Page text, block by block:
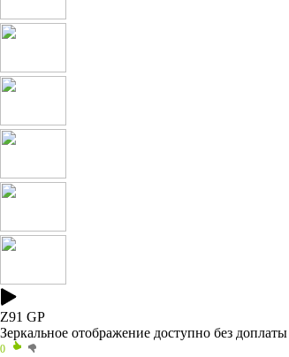
Z91 GP
Зеркальное отображение доступно без доплаты
0